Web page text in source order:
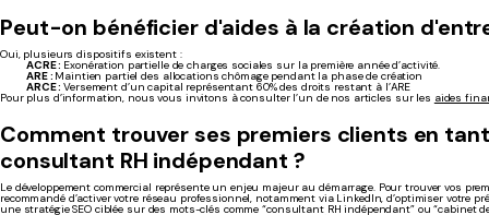
Peut-on bénéficier d'aides à la création
Oui, plusieurs dispositifs existent :
ACRE : Exonération partielle de charges sociales sur la première année d’activité.
ARE : Maintien partiel des allocations chômage pendant la phase de création
ARCE :Versement d’un capital représentant 60% des droits restant à l’ARE
Pour plus d’information, nous vous invitons à consulter l’un de nos articles sur les aides
Comment trouver ses premiers clients en
consultant RH indépendant ?
Le développement commercial représente un enjeu majeur au démarrage. Pour trouver vos
recommandé d’activer votre réseau professionnel, notamment via LinkedIn, d’optimiser votre
une stratégie SEO ciblée sur des mots-clés comme “consultant RH indépendant” ou “cabinet